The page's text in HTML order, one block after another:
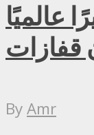
عالميًا
قفازات
ByAmr